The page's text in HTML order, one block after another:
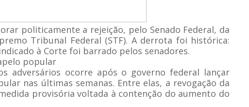
politicamente a rejeição, pelo Senado Federal, da
Tribunal Federal (STF). A derrota foi histórica:
à Corte foi barrado pelos senadores.
popular
adversários ocorre após o governo federal lançar
nas últimas semanas. Entre elas, a revogação da
provisória voltada à contenção do aumento do